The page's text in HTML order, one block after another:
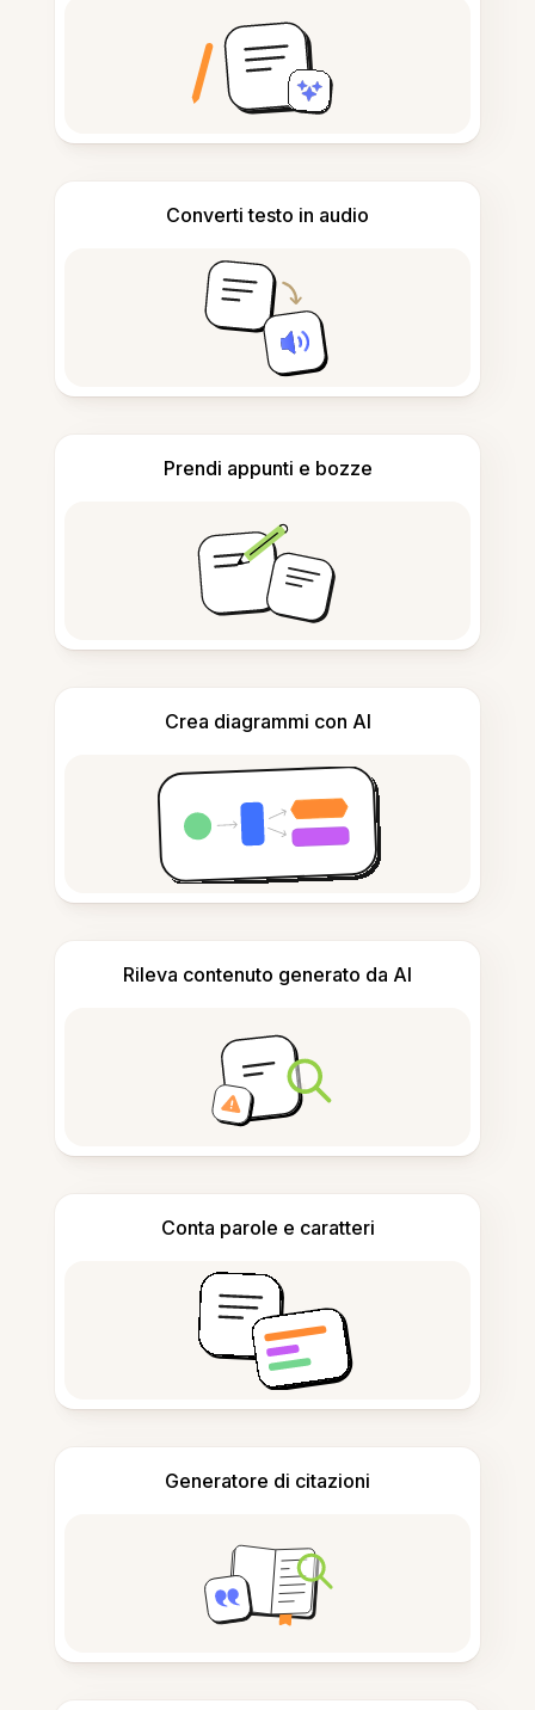
Converti testo in audio
Prendi appunti e bozze
Crea diagrammi con AI
Rileva contenuto generato da AI
Conta parole e caratteri
Generatore di citazioni